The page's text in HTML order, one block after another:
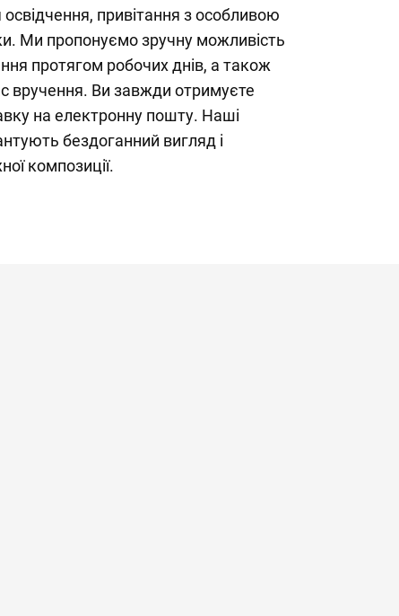
привітання з особливою
Ми пропонуємо зручну можливість
протягом робочих днів, а також
вручення. Ви завжди отримуєте
на електронну пошту. Наші
бездоганний вигляд і
композиції.